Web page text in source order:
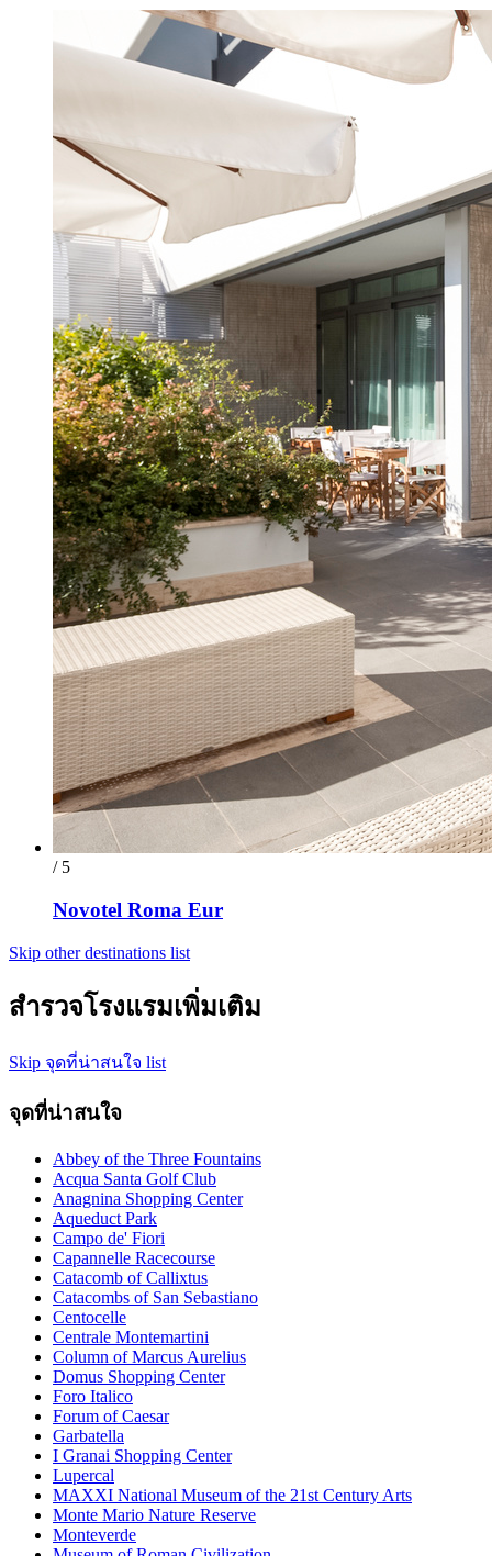
/ 5
Novotel Roma Eur
Skip other destinations list
สำรวจโรงแรมเพิ่มเติม
Skip จุดที่น่าสนใจ list
จุดที่น่าสนใจ
Abbey of the Three Fountains
Acqua Santa Golf Club
Anagnina Shopping Center
Aqueduct Park
Campo de' Fiori
Capannelle Racecourse
Catacomb of Callixtus
Catacombs of San Sebastiano
Centocelle
Centrale Montemartini
Column of Marcus Aurelius
Domus Shopping Center
Foro Italico
Forum of Caesar
Garbatella
I Granai Shopping Center
Lupercal
MAXXI National Museum of the 21st Century Arts
Monte Mario Nature Reserve
Monteverde